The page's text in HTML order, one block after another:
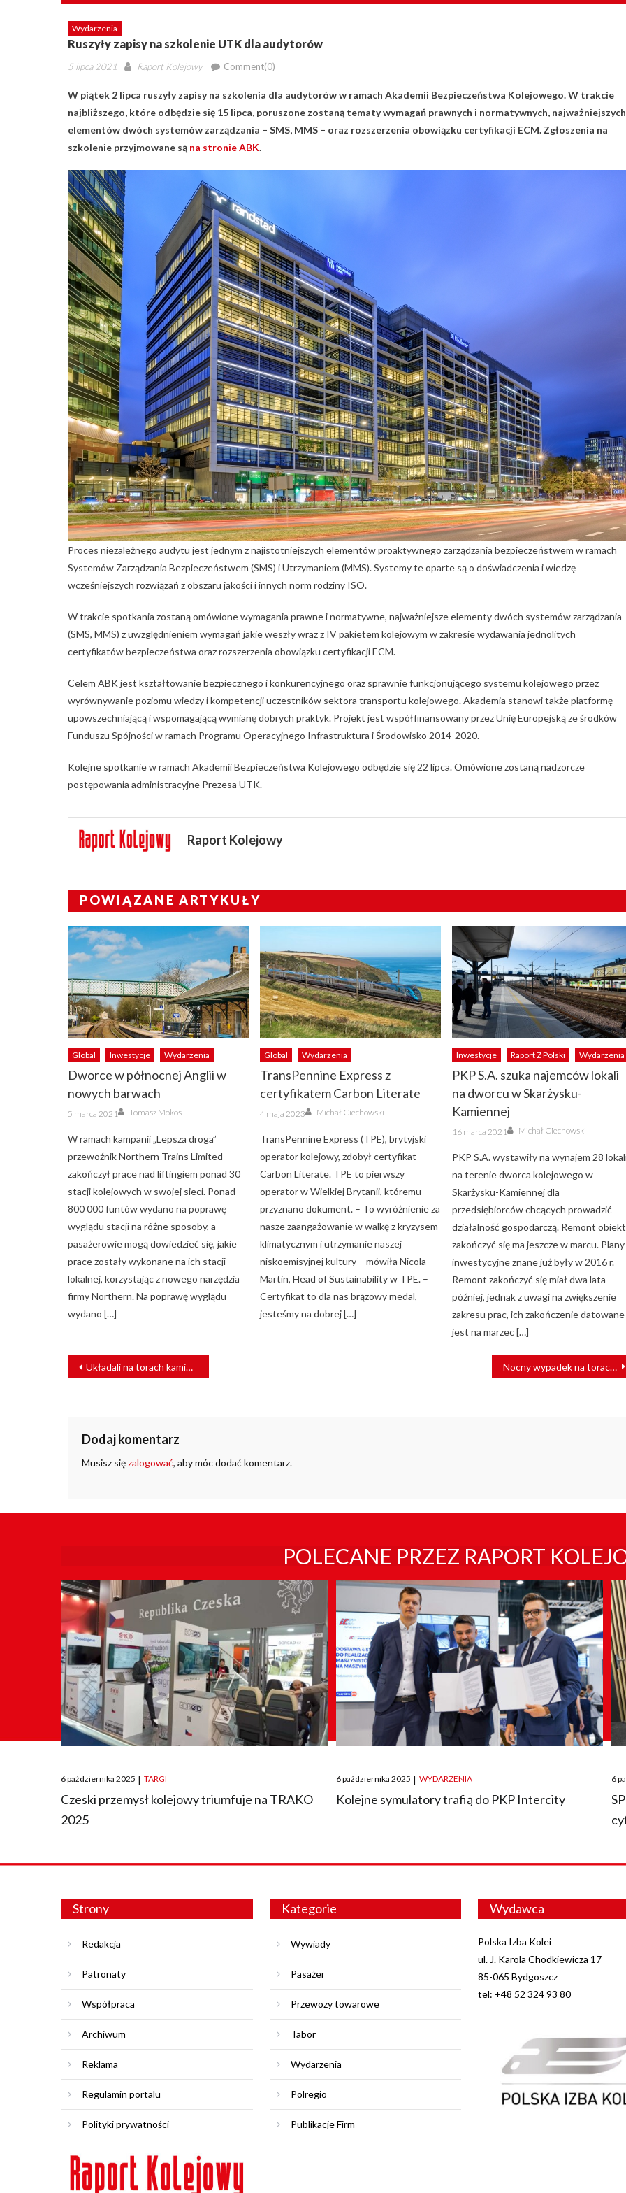
Wydarzenia
Ruszyły zapisy na szkolenie UTK dla audytorów
Posted
5 lipca 2021 Author
Raport Kolejowy Comment(0)
W piątek 2 lipca ruszyły zapisy na szkolenia dla audytorów w ramach Akademii Bezpieczeństwa Kolejowego. W trakcie
najbliższego, które odbędzie się 15 lipca, poruszone zostaną tematy wymagań prawnych i normatywnych, najważniejszych
elementów dwóch systemów zarządzania – SMS, MMS – oraz rozszerzenia obowiązku certyfikacji ECM. Zgłoszenia na
szkolenie przyjmowane są na stronie ABK.
Proces niezależnego audytu jest jednym z najistotniejszych elementów proaktywnego zarządzania bezpieczeństwem w ramach
Systemów Zarządzania Bezpieczeństwem (SMS) i Utrzymaniem (MMS). Systemy te oparte są o doświadczenia i wiedzę
wcześniejszych rozwiązań z obszaru jakości i innych norm rodziny ISO.
W trakcie spotkania zostaną omówione wymagania prawne i normatywne, najważniejsze elementy dwóch systemów zarządzania
(SMS, MMS) z uwzględnieniem wymagań jakie weszły wraz z IV pakietem kolejowym w zakresie wydawania jednolitych
certyfikatów bezpieczeństwa oraz rozszerzenia obowiązku certyfikacji ECM.
Celem ABK jest kształtowanie bezpiecznego i konkurencyjnego oraz sprawnie funkcjonującego systemu kolejowego przez
wyrównywanie poziomu wiedzy i kompetencji uczestników sektora transportu kolejowego. Akademia stanowi także platformę
upowszechniającą i wspomagającą wymianę dobrych praktyk. Projekt jest współfinansowany przez Unię Europejską ze środków
Funduszu Spójności w ramach Programu Operacyjnego Infrastruktura i Środowisko 2014-2020.
Kolejne spotkanie w ramach Akademii Bezpieczeństwa Kolejowego odbędzie się 22 lipca. Omówione zostaną nadzorcze
postępowania administracyjne Prezesa UTK.
Raport Kolejowy
POWIĄZANE ARTYKUŁY
Global Inwestycje Wydarzenia
Dworce w północnej Anglii w
nowych barwach
Posted
on
5 marca 2021 Author
Tomasz Mokos
W ramach kampanii „Lepsza droga”
przewoźnik Northern Trains Limited
zakończył prace nad liftingiem ponad 30
stacji kolejowych w swojej sieci. Ponad
800 000 funtów wydano na poprawę
wyglądu stacji na różne sposoby, a
pasażerowie mogą dowiedzieć się, jakie
prace zostały wykonane na ich stacji
lokalnej, korzystając z nowego narzędzia
firmy Northern. Na poprawę wyglądu
wydano […]
Global Wydarzenia
TransPennine Express z
certyfikatem Carbon Literate
Posted
on
4 maja 2023 Author
Michał Ciechowski
TransPennine Express (TPE), brytyjski
operator kolejowy, zdobył certyfikat
Carbon Literate. TPE to pierwszy
operator w Wielkiej Brytanii, któremu
przyznano dokument. – To wyróżnienie za
nasze zaangażowanie w walkę z kryzysem
klimatycznym i utrzymanie naszej
niskoemisyjnej kultury – mówiła Nicola
Martin, Head of Sustainability w TPE. –
Certyfikat to dla nas brązowy medal,
jesteśmy na dobrej […]
Inwestycje Raport Z Polski Wydarzenia
PKP S.A. szuka najemców lokali
na dworcu w Skarżysku-
Kamiennej
Posted
on
16 marca 2021 Author
Michał Ciechowski
PKP S.A. wystawiły na wynajem 28
na terenie dworca kolejowego w
Skarżysku-Kamiennej dla
przedsiębiorców chcących prowadzić
działalność gospodarczą. Remont
zakończyć się ma jeszcze w marcu. Plany
inwestycyjne znane już były w 2016 r.
Remont zakończyć się miał dwa lata
później, jednak z uwagi na zwiększenie
zakresu prac, ich zakończenie datowane
jest na marzec […]
NAWIGACJA
WPISU
Układali na torach kamienie i czekali na pociąg. Nastolatkowie zostali zatrzymani przez SOK Nocny wypadek na torach w Brzegu. Nie żyje mężczyzna
Dodaj komentarz
Musisz sięzalogować, aby móc dodać komentarz.
POLECANE PRZEZ RAPORT
Posted
on
6 października 2025 | TARGI
Czeski przemysł kolejowy triumfuje na TRAKO
2025
Posted
on
6 października 2025 | WYDARZENIA
Kolejne symulatory trafią do PKP Intercity
on
6
Strony
Redakcja
Patronaty
Współpraca
Archiwum
Reklama
Regulamin portalu
Polityki prywatności
Kategorie
Wywiady
Pasażer
Przewozy towarowe
Tabor
Wydarzenia
Polregio
Publikacje Firm
Wydawca
Polska Izba Kolei
ul. J. Karola Chodkiewicza 17
85-065 Bydgoszcz
tel: +48 52 324 93 80